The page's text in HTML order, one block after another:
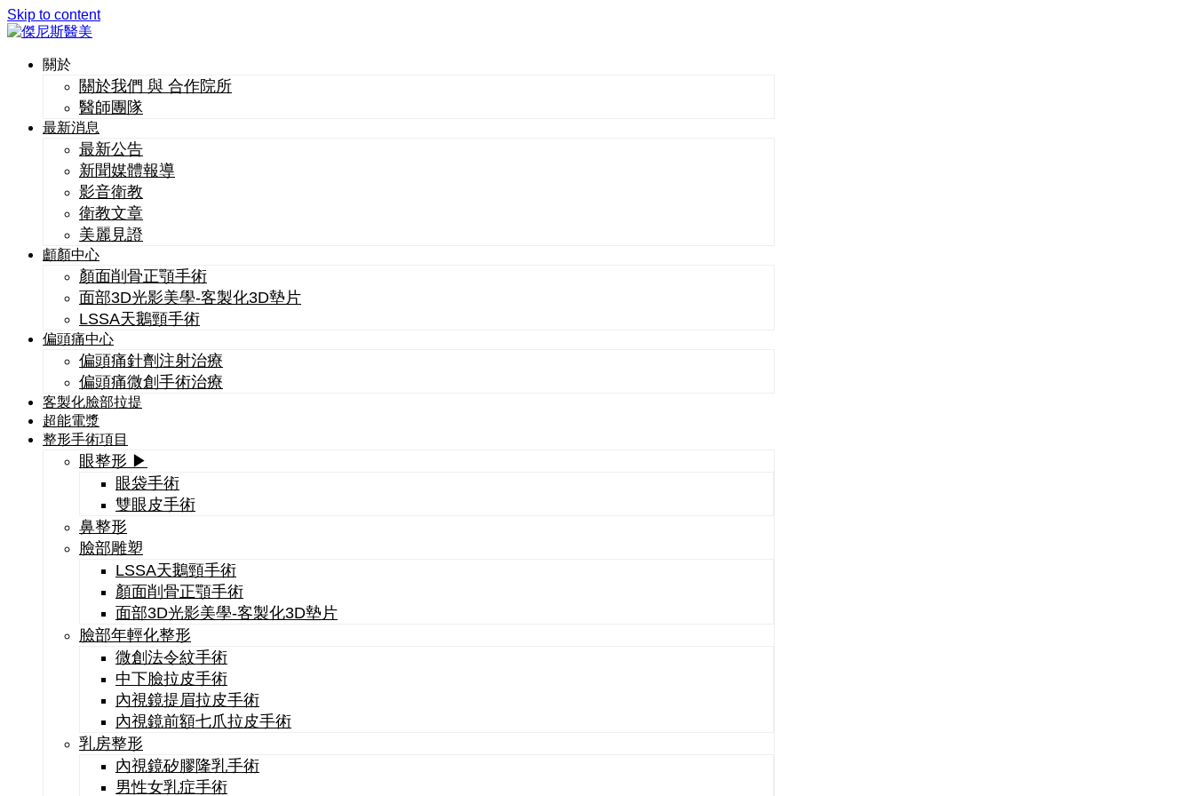
Skip to content
關於
關於我們 與 合作院所
醫師團隊
最新消息
最新公告
新聞媒體報導
影音衛教
衛教文章
美麗見證
顱顏中心
顏面削骨正顎手術
面部3D光影美學-客製化3D墊片
LSSA天鵝頸手術
偏頭痛中心
偏頭痛針劑注射治療
偏頭痛微創手術治療
客製化臉部拉提
超能電漿
整形手術項目
眼整形 ▶
眼袋手術
雙眼皮手術
鼻整形
臉部雕塑
LSSA天鵝頸手術
顏面削骨正顎手術
面部3D光影美學-客製化3D墊片
臉部年輕化整形
微創法令紋手術
中下臉拉皮手術
內視鏡提眉拉皮手術
內視鏡前額七爪拉皮手術
乳房整形
內視鏡矽膠隆乳手術
男性女乳症手術